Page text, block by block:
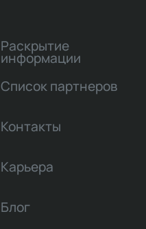
Раскрытие
информации
Список партнеров
Контакты
Карьера
Блог